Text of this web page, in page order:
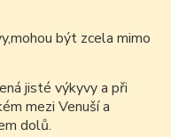
být zcela mimo
jisté výkyvy a při
mezi Venuší a
dolů.